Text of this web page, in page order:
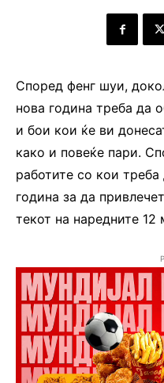
Според фенг шуи,
нова година треба да
и бои кои ќе ви
како и повеќе пари.
работите со кои треба
година за да
текот на наредните 12